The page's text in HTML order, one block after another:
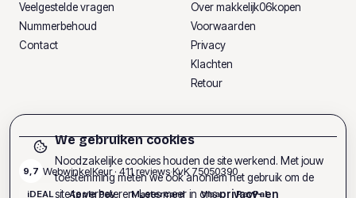
Veelgestelde vragen
Nummerbehoud
Contact
Over makkelijk06kopen
Voorwaarden
Privacy
Klachten
Retour
9,7 WebwinkelKeur · 411reviews·KvK75050390
iDEAL Apple Pay Mastercard Visa PayPal
We gebruiken cookies
Noodzakelijke cookies houden de site werkend. Met jouw
toestemming meten we ook anoniem het gebruik om de
site te verbeteren. Lees meer in onsprivacy- en